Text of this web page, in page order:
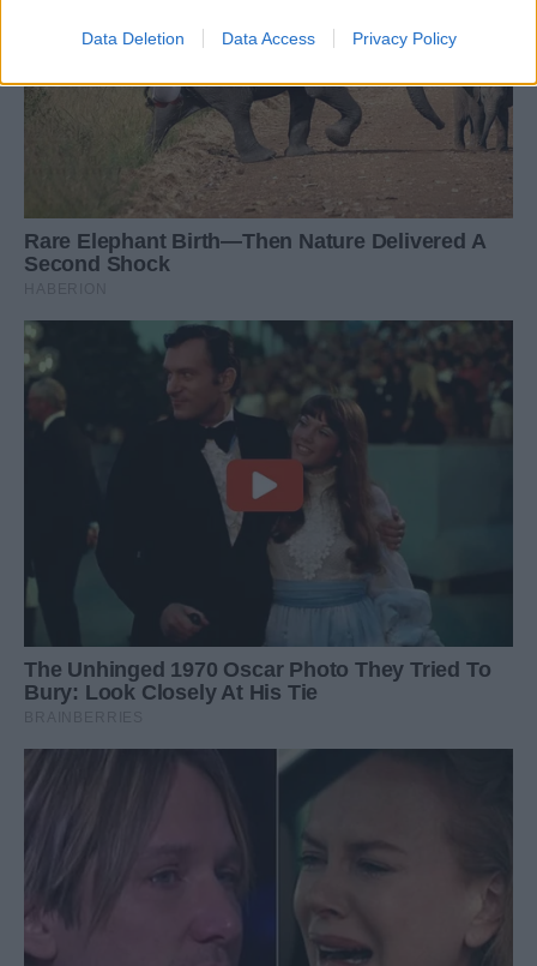
Data Deletion Data Access Privacy Policy